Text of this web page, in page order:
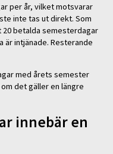
per år, vilket motsvarar
inte tas ut direkt. Som
betalda semesterdagar
är intjänade. Resterande
med årets semester
det gäller en längre
innebär en